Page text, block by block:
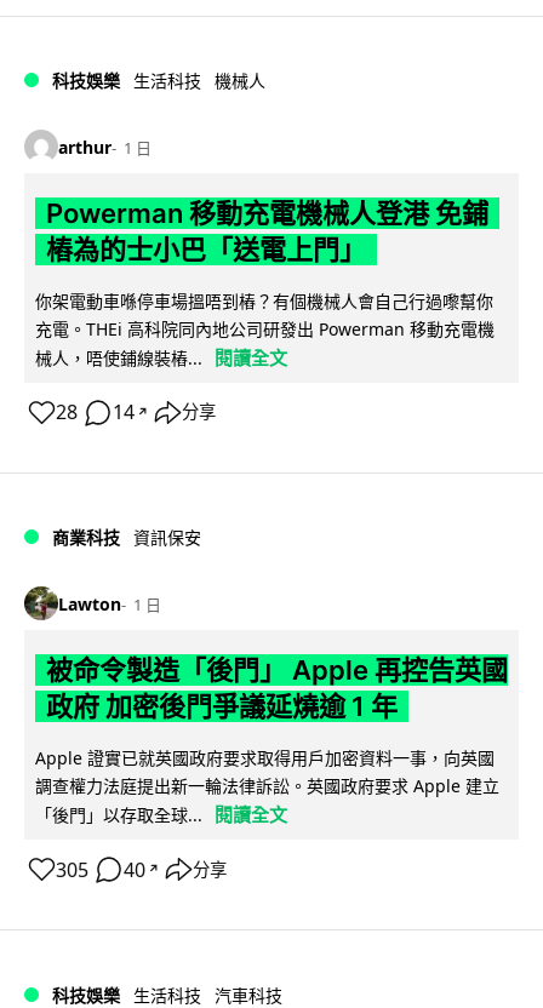
科技娛樂 生活科技 機械人
arthur 1 日
Powerman 移動充電機械人登港 免鋪
樁為的士小巴「送電上門」
你架電動車喺停車場搵唔到樁？有個機械人會自己行過嚟幫你
充電。THEi 高科院同內地公司研發出 Powerman 移動充電機
械人，唔使鋪線裝樁...
閱讀全文
28 14 ↗ 分享
商業科技 資訊保安
Lawton 1 日
被命令製造「後門」 Apple 再控告英國
政府 加密後門爭議延燒逾 1 年
Apple 證實已就英國政府要求取得用戶加密資料一事，向英國
調查權力法庭提出新一輪法律訴訟。英國政府要求 Apple 建立
「後門」以存取全球...
閱讀全文
305 40 ↗ 分享
科技娛樂 生活科技 汽車科技